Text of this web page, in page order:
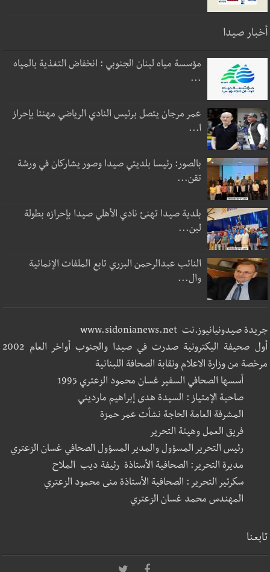
أخبار صيدا
مؤسسة مياه لبنان الجنوبي : انخفاض التغذية بالمياه
...
عمر مرجان يتصل برئيس النادي الرياضي مهنئا بإحراز
ا...
بالصور: رئيسا بلديتي صيدا وصور يشاركان في ورشة
تقن...
بلدية صيدا تهنئ نادي الأهلي صيدا بإحرازه بطولة
لبن...
النائب عبدالرحمن البزري تابع الملفات الإنمائية
وال...
جريدة صيدونيانيوز.نت www.sidonianews.net
أول صحيفة اليكترونية صدرت في صيدا والجنوب أواخر العام 2002
مرخصة من وزارة الاعلام ونقابة الصحافة اللبنانية
أسسها الصحافي السفير غسان محمود الزعتري 1995
صاحبة الإمتياز : السيدة هدى إبراهيم مارديني
المشرفة العامة الحاجة نشأت عمر حمزة
فريق العمل وهيئة التحرير
رئيس التحرير المسؤول والمدير المسؤول الصحافي غسان الزعتري
مديرة التحرير: الصحافية الأستاذة رئيفة ديب الملاح
سكرتير التحرير : الصحافية الأستاذة منى محمود الزعتري
المهندس محمد غسان الزعتري
تابعنا